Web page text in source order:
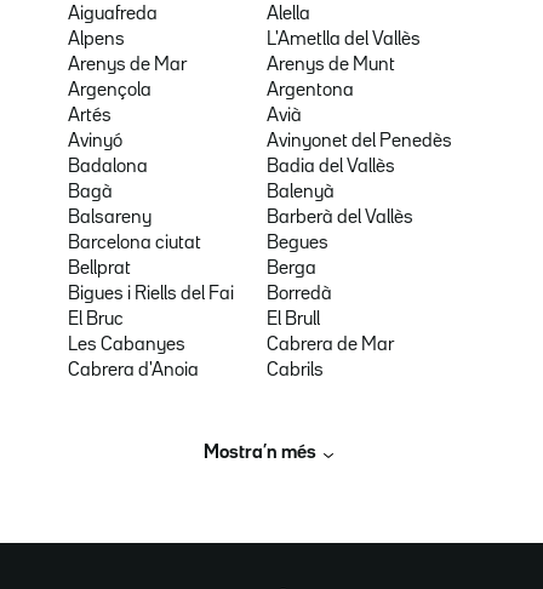
Aiguafreda
Alella
Alpens
L'Ametlla del Vallès
Arenys de Mar
Arenys de Munt
Argençola
Argentona
Artés
Avià
Avinyó
Avinyonet del Penedès
Badalona
Badia del Vallès
Bagà
Balenyà
Balsareny
Barberà del Vallès
Barcelona ciutat
Begues
Bellprat
Berga
Bigues i Riells del Fai
Borredà
El Bruc
El Brull
Les Cabanyes
Cabrera de Mar
Cabrera d'Anoia
Cabrils
Mostra’n més